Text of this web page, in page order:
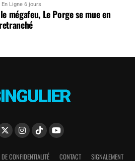
En Ligne 6 jours
mégafeu, Le Porge se mue en
CONFIDENTIALITÉ CONTACT SIGNALEMENT